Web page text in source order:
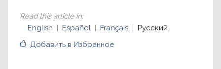
Добавить в Избранное
Read this article in:
English
Español Français Русский